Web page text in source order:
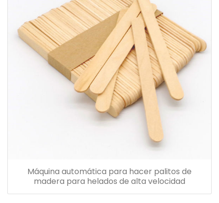
Máquina automática para hacer palitos de
madera para helados de alta velocidad